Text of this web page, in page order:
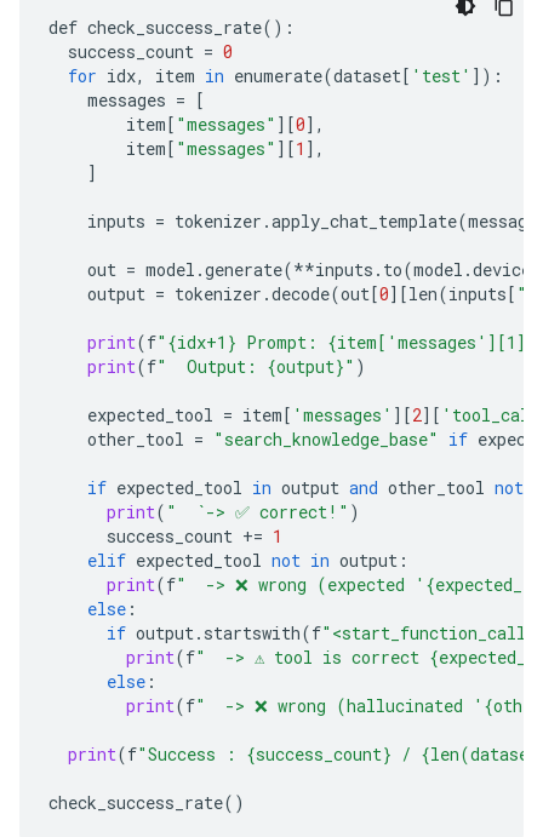
            "name": "search_knowledge_base"
          },
          "type": "function"
        }
      ]
  "tools": [
      "function": {
        "name": "search_knowledge_base",
        "parameters": {
            "query": {
              "description": "query string",
            }
          },
            "query"
          ],
          "type": "object"
        },
        "return": {
          "type": "string"
        }
      "type": "function"
      "function": {
        "name": "search_google",
def check_success_rate():
success_count = 0
for idx, item in enumerate(dataset[ 'test' ]):
messages = [
item[ "messages" ][0],
item[ "messages" ][1 ],
]
inputs = tokenizer .apply_chat_template(
out = model .generate(**inputs . to(model .device
output = tokenizer .decode(out[0][len(inputs[
print(f"{idx+1} Prompt:
print(f"  Output: {output}" )
expected_tool = item[ 'messages' ][2][
other_tool = "search_knowledge_base" if
if expected_tool in output and other_tool not
print( "  `-> ✅ correct!" )
success_count += 1
elif expected_tool not in output :
print(f"  -> ❌ wrong (expected
else :
if output. startswith(f
print(f"  -> ⚠️ tool is correct
else :
print(f"  -> ❌ wrong (hallucinated
print(f"Success : {success_count} /
check_success_rate()